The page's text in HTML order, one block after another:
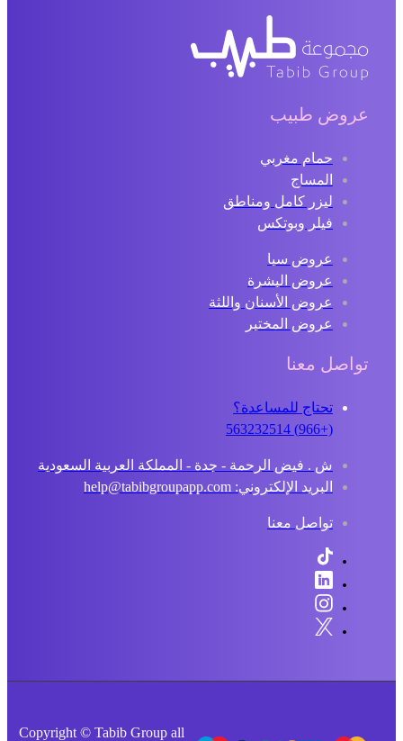
عروض طبيب
حمام مغربي
المساج
ليزر كامل ومناطق
فيلر وبوتكس
عروض سبا
عروض البشرة
عروض الأسنان واللثة
عروض المختبر
تواصل معنا
تحتاج للمساعدة؟
ش . فيض الرحمة - جدة - المملكة العربية السعودية
البريد الإلكتروني: help@tabibgroupapp.com
تواصل معنا
Copyright © Tabib Group all